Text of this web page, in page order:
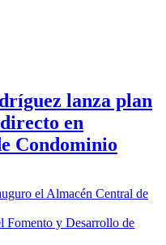
lanza plan
en
Condominio
el Almacén Central de
Fomento y Desarrollo de